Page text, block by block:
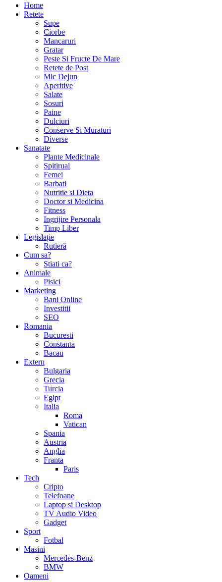
Home
Retete
Supe
Ciorbe
Mancaruri
Gratar
Peste Si Fructe De Mare
Retete de Post
Mic Dejun
Aperitive
Salate
Sosuri
Paine
Dulciuri
Conserve Si Muraturi
Diverse
Sanatate
Plante Medicinale
Spitirual
Femei
Barbati
Nutritie si Dieta
Doctor si Medicina
Fitness
Ingrijire Personala
Timp Liber
Legislație
Rutieră
Cum sa?
Stiati ca?
Animale
Pisici
Marketing
Bani Online
Investitii
SEO
Romania
Bucuresti
Constanta
Bacau
Extern
Bulgaria
Grecia
Turcia
Egipt
Italia
Roma
Vatican
Spania
Austria
Anglia
Franta
Paris
Tech
Cripto
Telefoane
Laptop si Desktop
TV Audio Video
Gadget
Sport
Fotbal
Masini
Mercedes-Benz
BMW
Oameni